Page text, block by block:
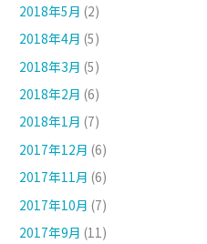
2018年5月 (2)
2018年4月 (5)
2018年3月 (5)
2018年2月 (6)
2018年1月 (7)
2017年12月 (6)
2017年11月 (6)
2017年10月 (7)
2017年9月 (11)